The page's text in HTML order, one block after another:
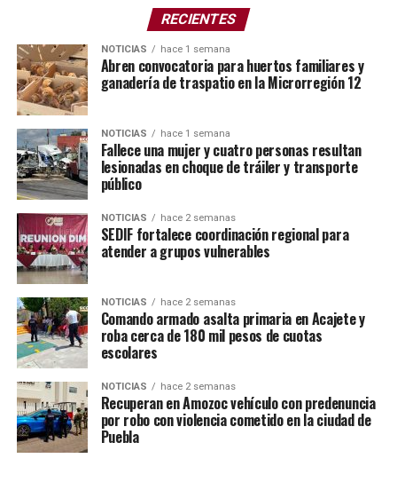
Ante esta situación, los agentes aplicaron el protocolo
correspondiente y procedieron a poner el vehículo a
disposición de la autoridad competente, con el objetivo
de continuar las investigaciones y realizar los trámites
legales que permitan su devolución a su legítimo
propietario.
Con acciones como esta, la Secretaría de Seguridad
Ciudadana de Amozoc reafirma su compromiso con la
seguridad y la protección del patrimonio de los
habitantes del municipio.
TEMAS RELACIONADOS AMOZOC CAMIONETA
QUERÉTARO
REPORTE DE ROBO
SEGURIDAD
SSC AMOZOC
SIGUE CON
Acajete impulsa la capacitación de productores
ganaderos para fortalecer el sector
NO TE PIERDAS
Tecali de Herrera será sede del Segundo Encuentro
RECIENTES
NOTICIAS hace 1 semana
Abren convocatoria para huertos familiares y
ganadería de traspatio en la Microrregión 12
NOTICIAS hace 1 semana
Fallece una mujer y cuatro personas resultan
lesionadas en choque de tráiler y transporte
público
NOTICIAS hace 2 semanas
SEDIF fortalece coordinación regional para
atender a grupos vulnerables
NOTICIAS hace 2 semanas
Comando armado asalta primaria en Acajete y
roba cerca de 180 mil pesos de cuotas
escolares
NOTICIAS hace 2 semanas
Recuperan en Amozoc vehículo con predenuncia
por robo con violencia cometido en la ciudad de
Puebla